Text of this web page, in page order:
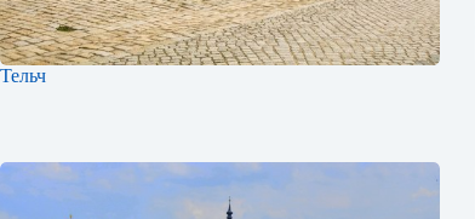
Тельч